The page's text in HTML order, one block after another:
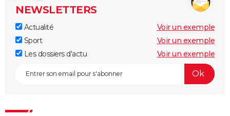
NEWSLETTERS
Actualité
Voir un exemple
Sport
Voir un exemple
Les dossiers d'actu
Voir un exemple